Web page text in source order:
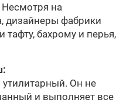
Несмотря на
дизайнеры фабрики
бахрому и перья,
:
утилитарный. Он не
и выполняет все